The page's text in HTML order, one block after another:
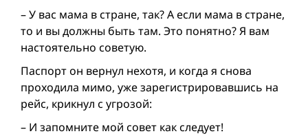
– У вас мама в стране, так? А если мама в стране,
то и вы должны быть там. Это понятно? Я вам
настоятельно советую.
Паспорт он вернул нехотя, и когда я снова
проходила мимо, уже зарегистрировавшись на
рейс, крикнул с угрозой:
– И запомните мой совет как следует!